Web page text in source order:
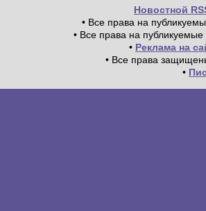
Новостной
• Все права на
• Все права на
• Реклама на
• Все права
•